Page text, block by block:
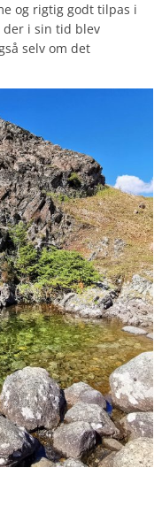
og rigtig godt tilpas i
der i sin tid blev
selv om det